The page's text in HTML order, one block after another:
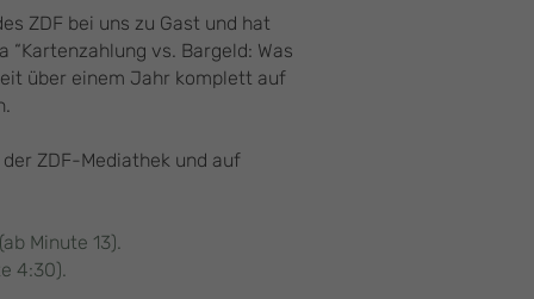
ZDF bei uns zu Gast und hat
vs. Bargeld: Was
über einem Jahr komplett auf
ZDF-Mediathek und auf
Minute 13).
4:30).